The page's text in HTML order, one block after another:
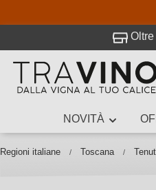
NOVITÀ
Regioni italiane Toscana
Travino.